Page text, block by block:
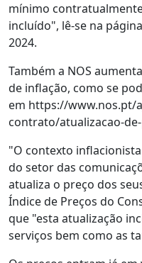
mínimo
incluído", lê-se na
2024.
Também a NOS
de inflação, como se
em https://www.nos.pt/
contrato/atualizacao-
"O contexto
do setor das
atualiza o preço dos
Índice de Preços do
que "esta atualização
serviços bem como as